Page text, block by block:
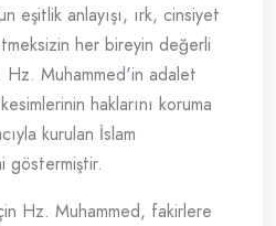
eşitlik anlayışı, ırk, cinsiyet
her bireyin değerli
Hz. Muhammed'in adalet
haklarını koruma
kurulan İslam
göstermiştir.
Hz. Muhammed, fakirlere